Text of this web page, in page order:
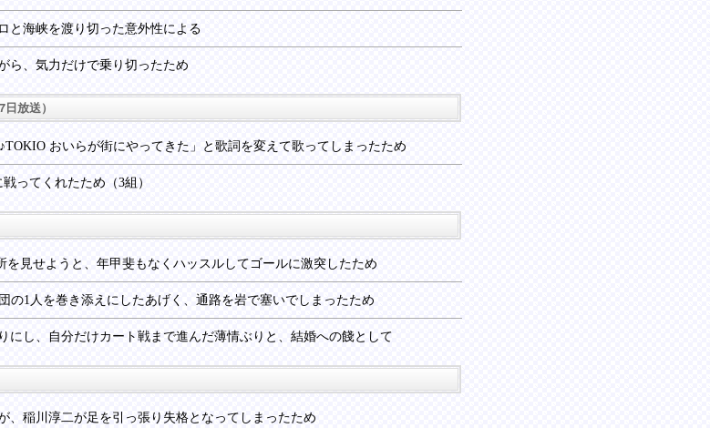
と海峡を渡り切った意外性による
ら、気力だけで乗り切ったため
放送）
おいらが街にやってきた」と歌詞を変えて歌ってしまったため
ってくれたため（3組）
見せようと、年甲斐もなくハッスルしてゴールに激突したため
の1人を巻き添えにしたあげく、通路を岩で塞いでしまったため
にし、自分だけカート戦まで進んだ薄情ぶりと、結婚への餞として
、稲川淳二が足を引っ張り失格となってしまったため